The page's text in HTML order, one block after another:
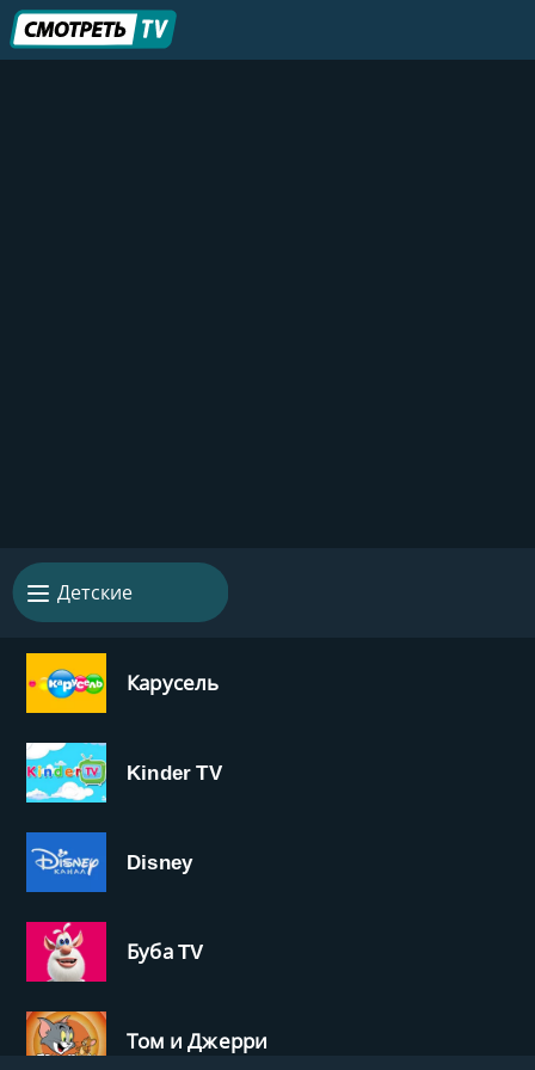
Детские
Карусель
Kinder TV
Disney
Буба TV
Том и Джерри